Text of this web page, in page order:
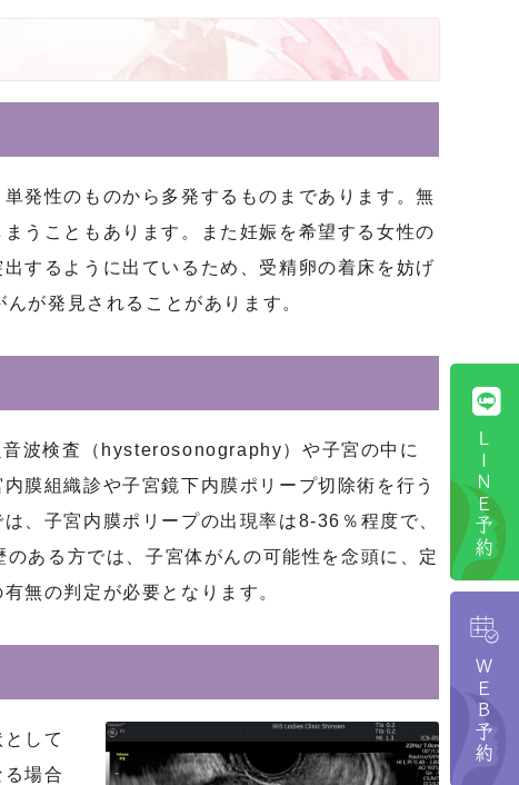
ＬＩＮＥ予約
ＷＥＢ予約
発性のものから多発するものまであります。無
うこともあります。また妊娠を希望する女性の
するように出ているため、受精卵の着床を妨げ
が発見されることがあります。
波検査（hysterosonography）や子宮の中に
膜組織診や子宮鏡下内膜ポリープ切除術を行う
、子宮内膜ポリープの出現率は8-36％程度で、
ある方では、子宮体がんの可能性を念頭に、定
無の判定が必要となります。
して
場合